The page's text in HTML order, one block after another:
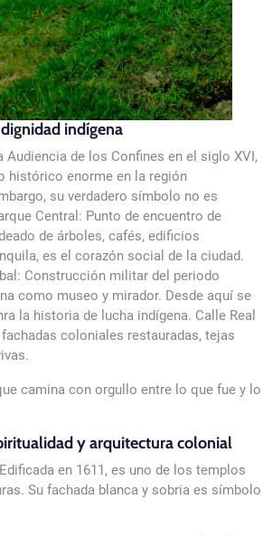
indígena
Audiencia de los Confines en el siglo XVI,
histórico enorme en la región
su verdadero símbolo no es
Central: Punto de encuentro de
de árboles, cafés, edificios
es el corazón social de la ciudad.
Construcción militar del periodo
como museo y mirador. Desde aquí se
la historia de lucha indígena. Calle Real
coloniales restauradas, tejas
camina con orgullo entre lo que fue y lo
y arquitectura colonial
en 1611, es uno de los templos
Su fachada blanca y sobria es símbolo